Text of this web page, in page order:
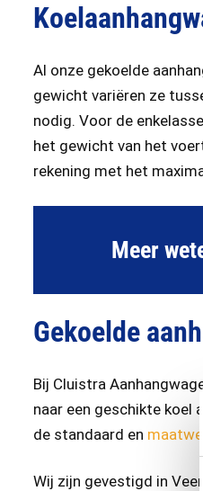
Al onze gekoelde
gewicht variëren ze
nodig. Voor de
het gewicht van het
rekening met het
Meer
Gekoelde
Bij Cluistra
naar een geschikte koel
de standaard en
Wij zijn gevestigd in